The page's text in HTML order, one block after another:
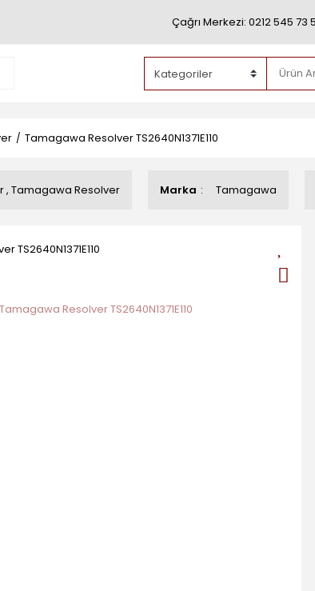
Çağrı Merkezi: 0212 545 73
Tamagawa Resolver TS2640N1371E110
, Tamagawa Resolver Marka Tamagawa